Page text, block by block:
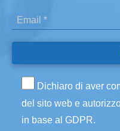
Dichiaro di aver
del sito web e
in base al GDPR.